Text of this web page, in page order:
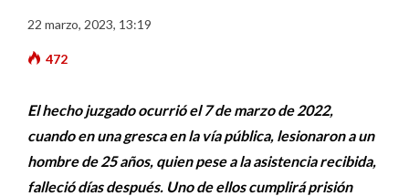
22 marzo, 2023, 13:19
472
El hecho juzgado ocurrió el 7 de marzo de 2022,
cuando en una gresca en la vía pública, lesionaron a un
hombre de 25 años, quien pese a la asistencia recibida,
falleció días después. Uno de ellos cumplirá prisión